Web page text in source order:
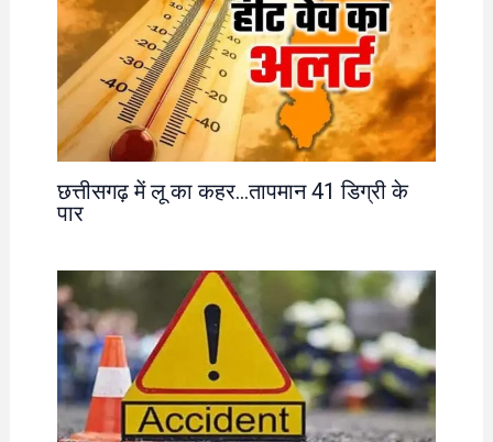
छत्तीसगढ़ में लू का कहर…तापमान 41 डिग्री के
पार